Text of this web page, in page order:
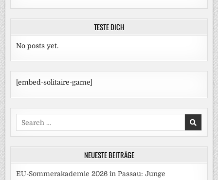
TESTE DICH
No posts yet.
[embed-solitaire-game]
Search
for:
NEUESTE BEITRÄGE
EU-Sommerakademie 2026 in Passau: Junge